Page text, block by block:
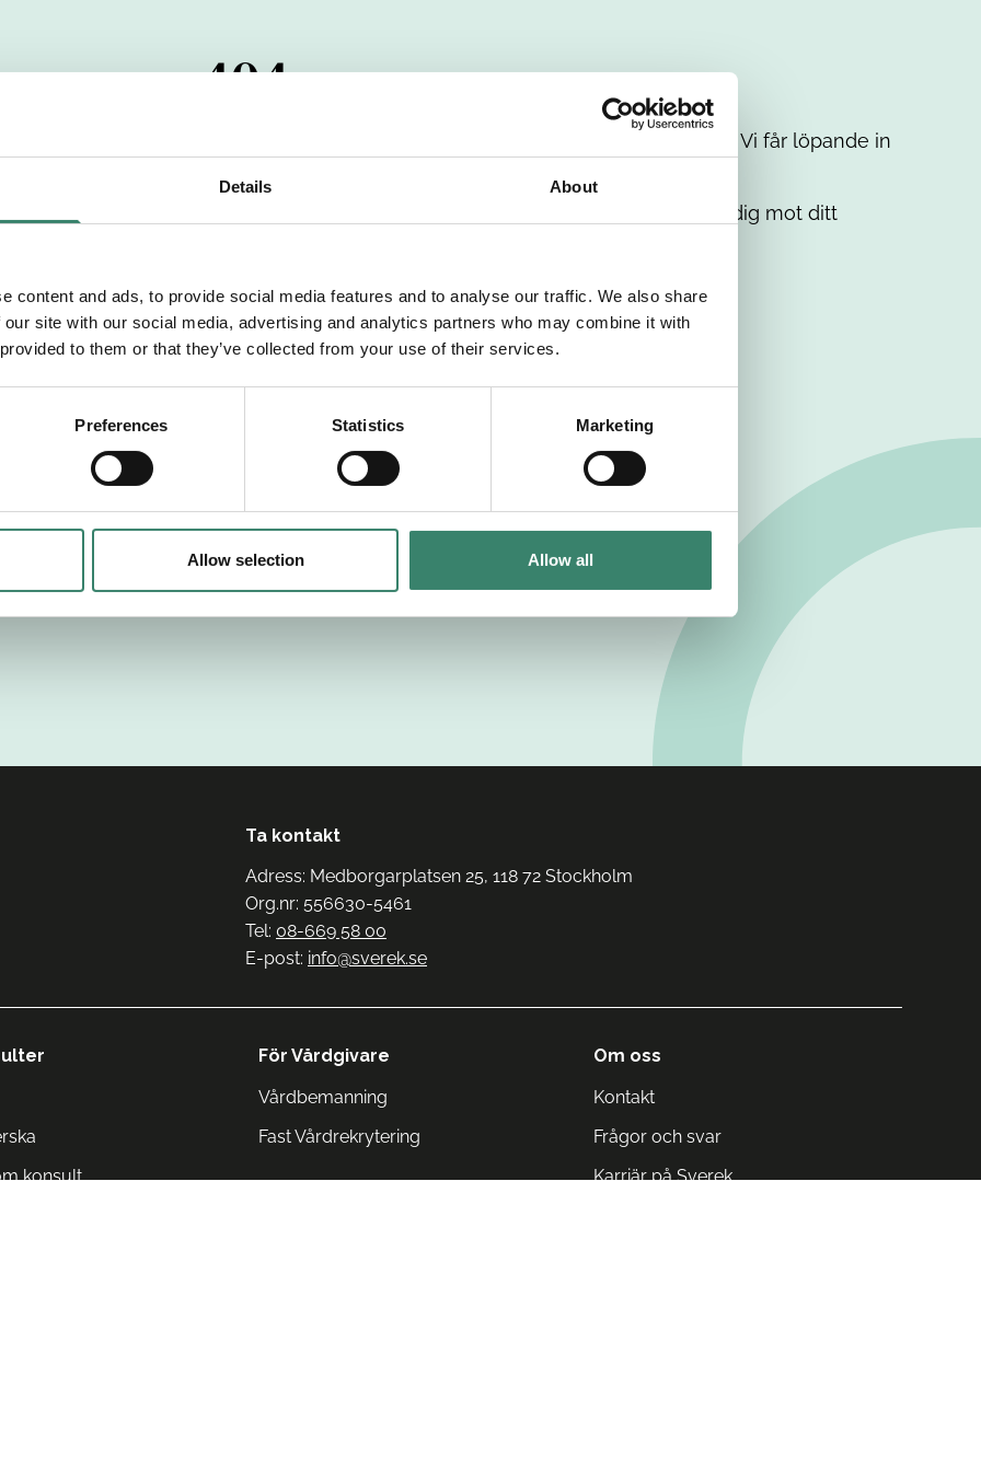
Details About
content and ads, to provide social media features and to analyse our traffic. We also share
site with our social media, advertising and analytics partners who may combine it with
to them or that they’ve collected from your use of their services.
Preferences Statistics Marketing
Allow selection Allow all
404
har passerats. Vi uppskattar verkligen ditt intresse. Misströsta inte. Vi får löpande in
dig med mer information om våra aktuella uppdrag. Tillsammans matchar vi dig mot ditt
Tillbaka till Sverek
Ta kontakt
Adress: Medborgarplatsen 25, 118 72 Stockholm
Org.nr: 556630-5461
Tel: 08-669 58 00
E-post: info@sverek.se
konsult
För Vårdgivare
Vårdbemanning
Fast Vårdrekrytering
Om oss
Kontakt
Frågor och svar
Karriär på Sverek